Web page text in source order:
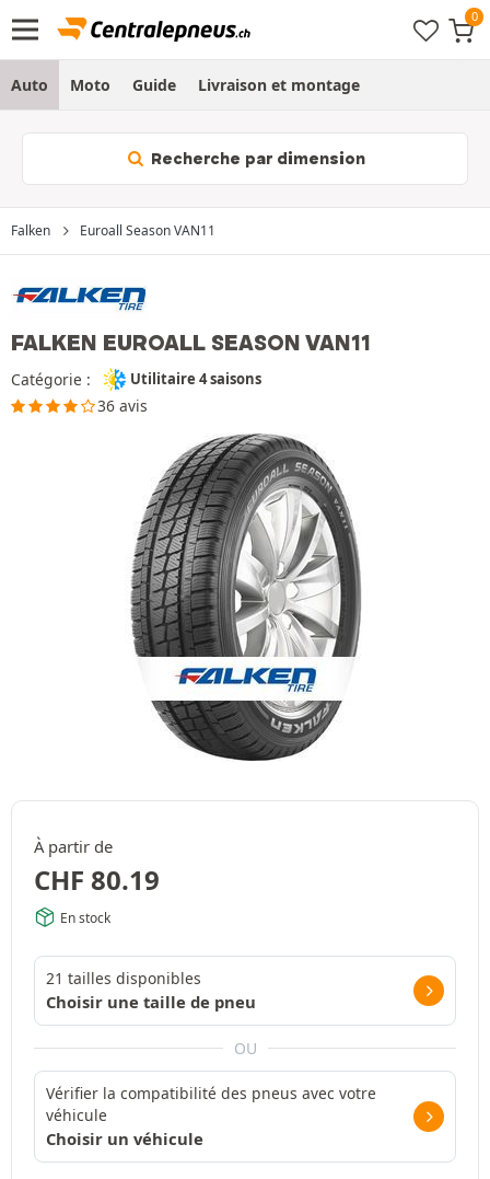
Auto Moto Guide Livraison et montage
Recherche par dimension
Falken Euroall Season VAN11
FALKEN EUROALL SEASON VAN11
Catégorie : Utilitaire 4 saisons
36 avis
À partir de
CHF 80.19
En stock
21 tailles disponibles
Choisir une taille de pneu
OU
Vérifier la compatibilité des pneus avec votre
véhicule
Choisir un véhicule